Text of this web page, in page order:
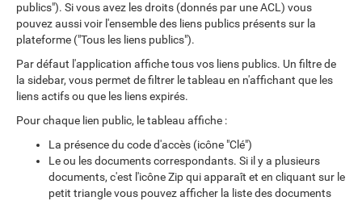
publics"). Si vous avez les droits (donnés par une ACL) vous
pouvez aussi voir l'ensemble des liens publics présents sur la
plateforme ("Tous les liens publics").
Par défaut l'application affiche tous vos liens publics. Un filtre de
la sidebar, vous permet de filtrer le tableau en n'affichant que les
liens actifs ou que les liens expirés.
Pour chaque lien public, le tableau affiche :
La présence du code d'accès (icône "Clé")
Le ou les documents correspondants. Si il y a plusieurs
documents, c'est l'icône Zip qui apparaît et en cliquant sur le
petit triangle vous pouvez afficher la liste des documents